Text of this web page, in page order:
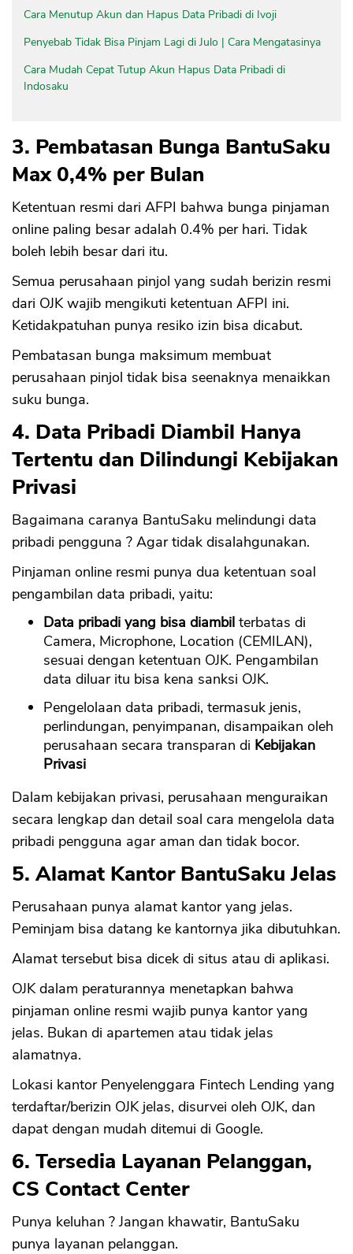
Cara Menutup Akun dan Hapus Data Pribadi di Ivoji
Penyebab Tidak Bisa Pinjam Lagi di Julo | Cara Mengatasinya
Cara Mudah Cepat Tutup Akun Hapus Data Pribadi di
Indosaku
3. Pembatasan Bunga BantuSaku
Max 0,4% per Bulan
Ketentuan resmi dari AFPI bahwa bunga pinjaman
online paling besar adalah 0.4% per hari. Tidak
boleh lebih besar dari itu.
Semua perusahaan pinjol yang sudah berizin resmi
dari OJK wajib mengikuti ketentuan AFPI ini.
Ketidakpatuhan punya resiko izin bisa dicabut.
Pembatasan bunga maksimum membuat
perusahaan pinjol tidak bisa seenaknya menaikkan
suku bunga.
4. Data Pribadi Diambil Hanya
Tertentu dan Dilindungi Kebijakan
Privasi
Bagaimana caranya BantuSaku melindungi data
pribadi pengguna ? Agar tidak disalahgunakan.
Pinjaman online resmi punya dua ketentuan soal
pengambilan data pribadi, yaitu:
Data pribadi yang bisa diambil terbatas di
Camera, Microphone, Location (CEMILAN),
sesuai dengan ketentuan OJK. Pengambilan
data diluar itu bisa kena sanksi OJK.
Pengelolaan data pribadi, termasuk jenis,
perlindungan, penyimpanan, disampaikan oleh
perusahaan secara transparan di Kebijakan
Privasi
Dalam kebijakan privasi, perusahaan menguraikan
secara lengkap dan detail soal cara mengelola data
pribadi pengguna agar aman dan tidak bocor.
5. Alamat Kantor BantuSaku Jelas
Perusahaan punya alamat kantor yang jelas.
Peminjam bisa datang ke kantornya jika dibutuhkan.
Alamat tersebut bisa dicek di situs atau di aplikasi.
OJK dalam peraturannya menetapkan bahwa
pinjaman online resmi wajib punya kantor yang
jelas. Bukan di apartemen atau tidak jelas
alamatnya.
Lokasi kantor Penyelenggara Fintech Lending yang
terdaftar/berizin OJK jelas, disurvei oleh OJK, dan
dapat dengan mudah ditemui di Google.
6. Tersedia Layanan Pelanggan,
CS Contact Center
Punya keluhan ? Jangan khawatir, BantuSaku
punya layanan pelanggan.